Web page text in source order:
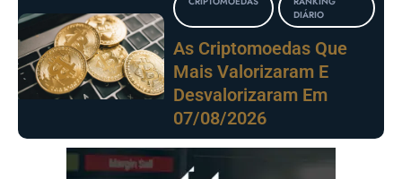
DIÁRIO
As Criptomoedas Que
Mais Valorizaram E
Desvalorizaram Em
07/08/2026